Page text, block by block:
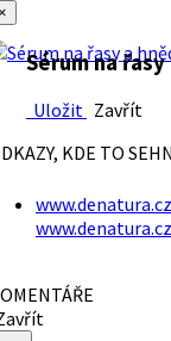
Sérum na
Uložit Zavřít
KDE TO